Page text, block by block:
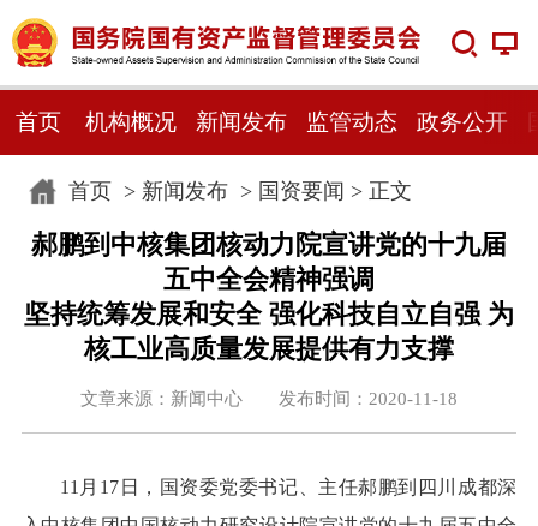
首页 机构概况 新闻发布 监管动态 政务公开
首页> 新闻发布> 国资要闻 > 正文
郝鹏到中核集团核动力院宣讲党的十九届
五中全会精神强调
坚持统筹发展和安全 强化科技自立自强 为
核工业高质量发展提供有力支撑
文章来源：新闻中心 发布时间：2020-11-18
11月17日，国资委党委书记、主任郝鹏到四川成都深